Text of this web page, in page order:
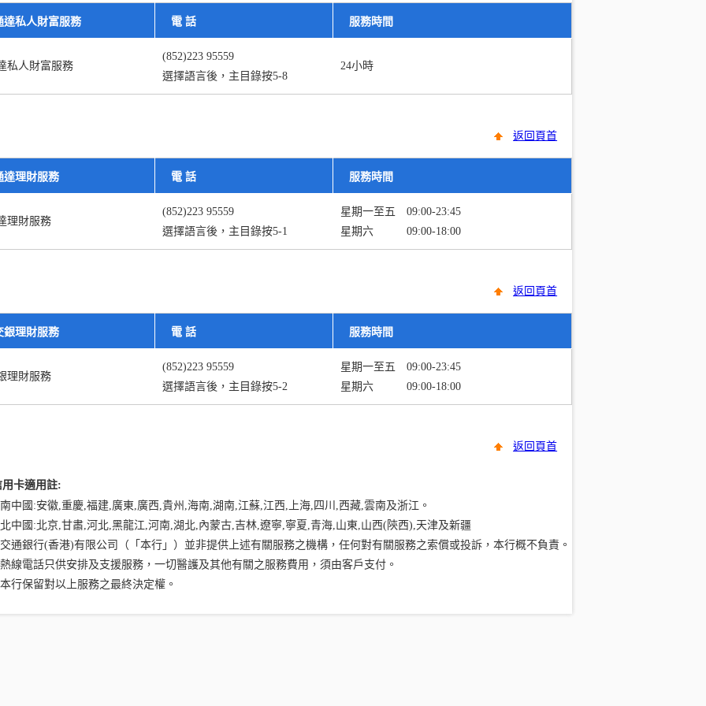
達私人財富服務 電 話 服務時間
私人財富服務
(852)223 95559
選擇語言後，主目錄按5-8
24小時
返回頁首
達理財服務 電 話 服務時間
理財服務
(852)223 95559
選擇語言後，主目錄按5-1
星期一至五 09:00-23:45
星期六 09:00-18:00
返回頁首
銀理財服務 電 話 服務時間
理財服務
(852)223 95559
選擇語言後，主目錄按5-2
星期一至五 09:00-23:45
星期六 09:00-18:00
返回頁首
用卡適用註:
中國:安徽,重慶,福建,廣東,廣西,貴州,海南,湖南,江蘇,江西,上海,四川,西藏,雲南及浙江。
中國:北京,甘肅,河北,黑龍江,河南,湖北,內蒙古,吉林,遼寧,寧夏,青海,山東,山西(陝西),天津及新疆
通銀行(香港)有限公司（「本行」）並非提供上述有關服務之機構，任何對有關服務之索償或投訴，本行概不負責。
線電話只供安排及支援服務，一切醫護及其他有關之服務費用，須由客戶支付。
行保留對以上服務之最終決定權。